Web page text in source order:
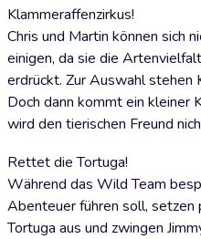
Klammeraffenzirkus!
Chris und Martin können sich
einigen, da sie die
erdrückt. Zur Auswahl stehen
Doch dann kommt ein kleiner
wird den tierischen Freund
Rettet die Tortuga!
Während das Wild Team
Abenteuer führen soll,
Tortuga aus und zwingen